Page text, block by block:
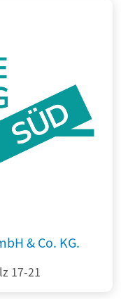
& Co. KG.
17-21